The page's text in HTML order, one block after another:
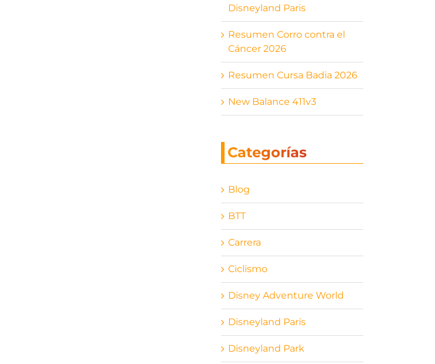
Disneyland Paris
Resumen Corro contra el
Cáncer 2026
Resumen Cursa Badia 2026
New Balance 411v3
Categorías
Blog
BTT
Carrera
Ciclismo
Disney Adventure World
Disneyland París
Disneyland Park